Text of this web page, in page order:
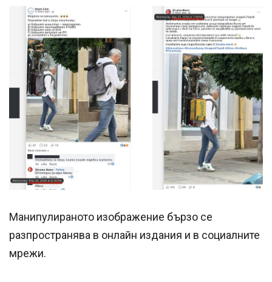
Манипулираното изображение бързо се
разпространява в онлайн издания и в социалните
мрежи.